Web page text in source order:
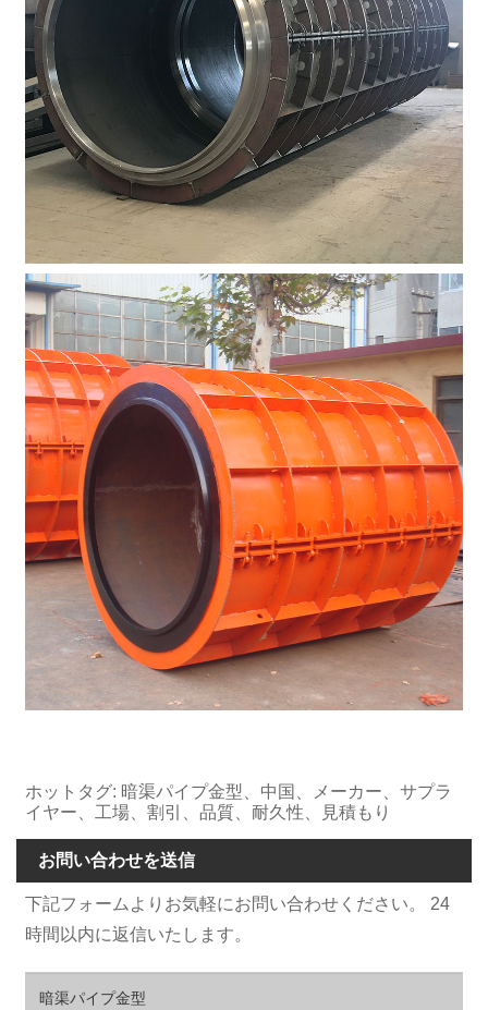
ホットタグ: 暗渠パイプ金型、中国、メーカー、サプラ
イヤー、工場、割引、品質、耐久性、見積もり
お問い合わせを送信
下記フォームよりお気軽にお問い合わせください。 24
時間以内に返信いたします。